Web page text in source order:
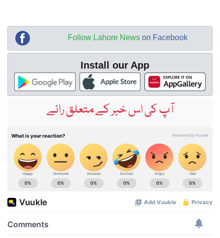
Follow Lahore News on Facebook
Install our App
آپ کی اس خبر کے متعلق رائے